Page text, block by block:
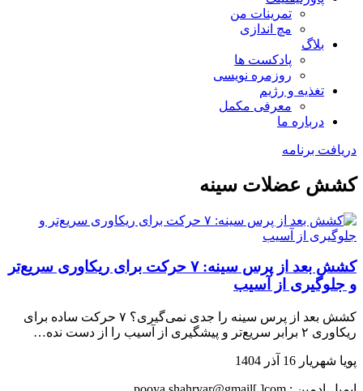
تمرینات من
مچ اندازی
بلاگ
پادکست ها
روزمره نویسی
تغذیه و رژیم
معرفی مکمل
درباره ما
دریافت برنامه
کشش عضلات سینه
کشش بعد از پرس سینه: ۷ حرکت برای ریکاوری سریع‌تر
و جلوگیری از آسیب
کشش بعد از پرس سینه را جدی نمی‌گیری؟ ۷ حرکت ساده برای
ریکاوری ۲ برابر سریع‌تر و پیشگیری از آسیب را از دست نده…
پویا شهریار 16 آذر 1404